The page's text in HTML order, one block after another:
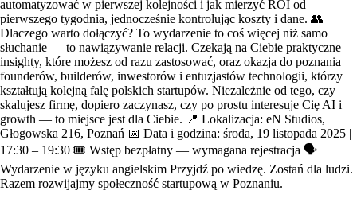
automatyzować w pierwszej kolejności i jak mierzyć ROI od
pierwszego tygodnia, jednocześnie kontrolując koszty i dane. 👥
Dlaczego warto dołączyć? To wydarzenie to coś więcej niż samo
słuchanie — to nawiązywanie relacji. Czekają na Ciebie praktyczne
insighty, które możesz od razu zastosować, oraz okazja do poznania
founderów, builderów, inwestorów i entuzjastów technologii, którzy
kształtują kolejną falę polskich startupów. Niezależnie od tego, czy
skalujesz firmę, dopiero zaczynasz, czy po prostu interesuje Cię AI i
growth — to miejsce jest dla Ciebie. 📍 Lokalizacja: eN Studios,
Głogowska 216, Poznań 📅 Data i godzina: środa, 19 listopada 2025 |
17:30 – 19:30 🎟️ Wstęp bezpłatny — wymagana rejestracja 🗣️
Wydarzenie w języku angielskim Przyjdź po wiedzę. Zostań dla ludzi.
Razem rozwijajmy społeczność startupową w Poznaniu.